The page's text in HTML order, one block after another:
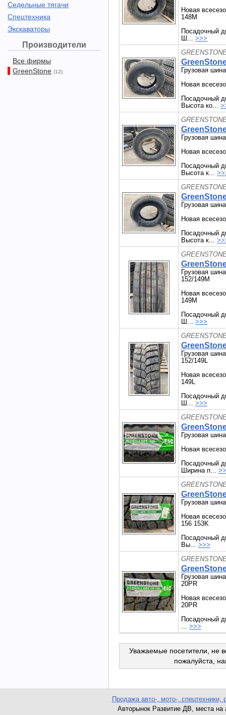
Седельные тягачи
Спецтехника
Экскаваторы
Производители
Все фирмы
GreenStone (12)
Новая
148M
Посадочный
Ш... >>>
Грузовая
Новая
Посадочный
Высота ко...
Грузовая
Новая
Посадочный
Высота к...
Грузовая
Новая
Посадочный
Высота к...
Грузовая
152/149M
Новая
149M
Посадочный
Ш... >>>
Грузовая
152/149L
Новая
149L
Посадочный
Ш... >>>
Грузовая
Новая
Посадочный
Ширина п...
Грузовая
Новая
156 153K
Посадочный
Вы... >>>
Грузовая
20PR
Новая
20PR
Посадочный
... >>>
Уважаемые посетители, не
пожалуйста,
Продажа авто-, мото-, спецтехники,
Авторынок Развитие ДВ, места на